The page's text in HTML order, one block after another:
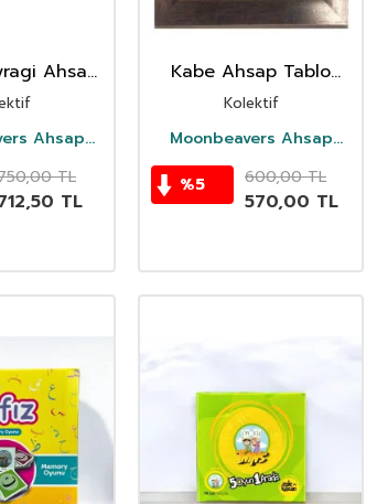
Ahsap
Çerçeve
Ahsap
TL
TL
Kabe Ahsap Tablo
İnce Çerçeve
Kolektif
Moonbeavers Ahsap
%5 600,00TL
570,00 TL